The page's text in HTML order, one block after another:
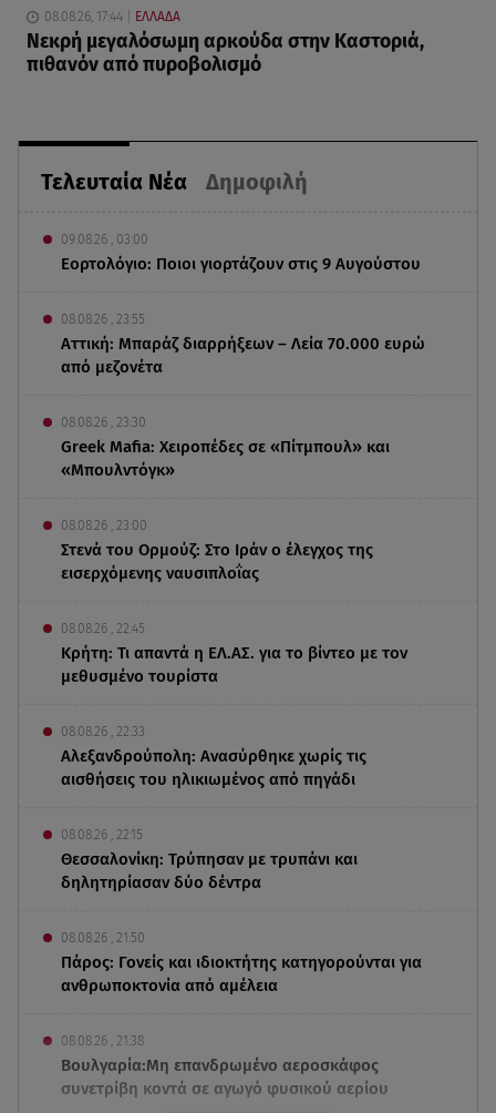
Τελευταία Νέα Δημοφιλή
09.08.26 , 03:00
Εορτολόγιο: Ποιοι γιορτάζουν στις 9 Αυγούστου
08.08.26 , 23:55
Αττική: Μπαράζ διαρρήξεων – Λεία 70.000 ευρώ
από μεζονέτα
08.08.26 , 23:30
Greek Mafia: Χειροπέδες σε «Πίτμπουλ» και
«Μπουλντόγκ»
08.08.26 , 23:00
Στενά του Ορμούζ: Στο Ιράν ο έλεγχος της
εισερχόμενης ναυσιπλοΐας
08.08.26 , 22:45
Κρήτη: Τι απαντά η ΕΛ.ΑΣ. για το βίντεο με τον
μεθυσμένο τουρίστα
08.08.26 , 22:33
Αλεξανδρούπολη: Ανασύρθηκε χωρίς τις
αισθήσεις του ηλικιωμένος από πηγάδι
08.08.26 , 22:15
Θεσσαλονίκη: Τρύπησαν με τρυπάνι και
δηλητηρίασαν δύο δέντρα
08.08.26 , 21:50
Πάρος: Γονείς και ιδιοκτήτης κατηγορούνται για
ανθρωποκτονία από αμέλεια
08.08.26 , 21:38
Βουλγαρία:Μη επανδρωμένο αεροσκάφος
συνετρίβη κοντά σε αγωγό φυσικού αερίου
08.08.26, 17:44 ΕΛΛΑΔΑ
Νεκρή μεγαλόσωμη αρκούδα στην Καστοριά,
πιθανόν από πυροβολισμό